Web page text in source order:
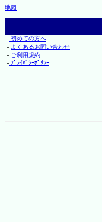
地図
├初めての方へ
├ よくあるお問い合わせ
├ご利用規約
└ﾌﾟﾗｲﾊﾞｼｰﾎﾟﾘｼｰ